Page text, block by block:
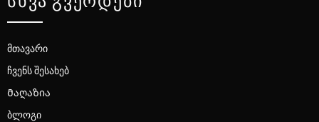
მთავარი
ჩვენს შესახებ
Მაღაზია
ბლოგი